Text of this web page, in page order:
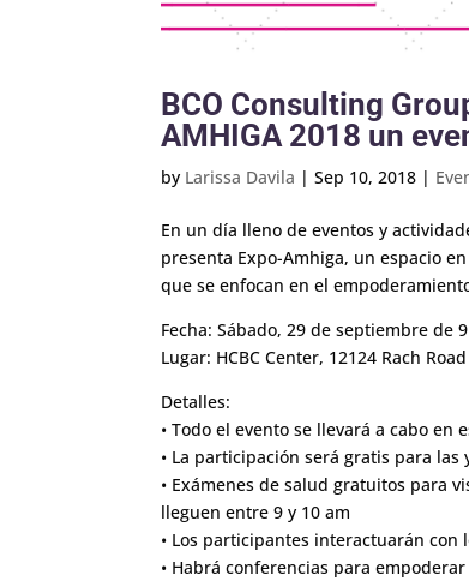
BCO Consulting
AMHIGA 2018 un
by Larissa Davila |Sep 10, 2018 |
En un día lleno de eventos y
presenta Expo-Amhiga, un espacio
que se enfocan en el
Fecha: Sábado, 29 de septiembre de
Lugar: HCBC Center, 12124 Rach
Detalles:
• Todo el evento se llevará a cabo
• La participación será gratis para
• Exámenes de salud gratuitos para
lleguen entre 9 y 10 am
• Los participantes interactuarán
• Habrá conferencias para